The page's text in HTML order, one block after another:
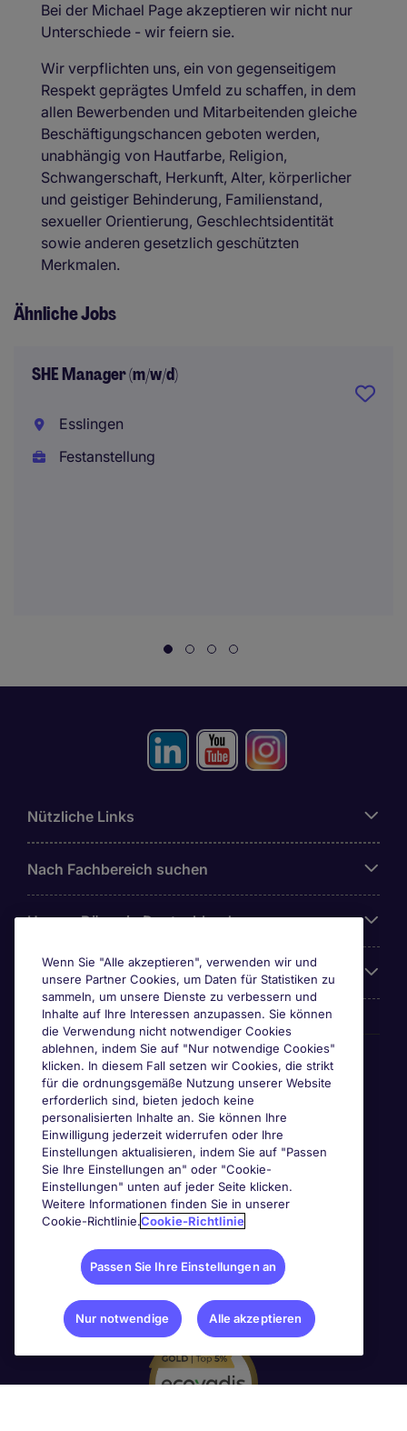
Bei der Michael Page akzeptieren wir nicht nur
Unterschiede - wir feiern sie.
Wir verpflichten uns, ein von gegenseitigem
Respekt geprägtes Umfeld zu schaffen, in dem
allen Bewerbenden und Mitarbeitenden gleiche
Beschäftigungschancen geboten werden,
unabhängig von Hautfarbe, Religion,
Schwangerschaft, Herkunft, Alter, körperlicher
und geistiger Behinderung, Familienstand,
sexueller Orientierung, Geschlechtsidentität
sowie anderen gesetzlich geschützten
Merkmalen.
Ähnliche Jobs
SHE Manager (m/w/d)
Esslingen
Festanstellung
Nützliche Links
Nach Fachbereich suchen
Unsere Büros in Deutschland
Über Michael Page
Awards & Zertifizierungen
Wenn Sie "Alle akzeptieren", verwenden wir und
unsere Partner Cookies, um Daten für Statistiken zu
sammeln, um unsere Dienste zu verbessern und
Inhalte auf Ihre Interessen anzupassen. Sie können
die Verwendung nicht notwendiger Cookies
ablehnen, indem Sie auf "Nur notwendige Cookies"
klicken. In diesem Fall setzen wir Cookies, die strikt
für die ordnungsgemäße Nutzung unserer Website
erforderlich sind, bieten jedoch keine
personalisierten Inhalte an. Sie können Ihre
Einwilligung jederzeit widerrufen oder Ihre
Einstellungen aktualisieren, indem Sie auf "Passen
Sie Ihre Einstellungen an" oder "Cookie-
Einstellungen" unten auf jeder Seite klicken.
Weitere Informationen finden Sie in unserer
Cookie-Richtlinie.Cookie-Richtlinie
Passen Sie Ihre Einstellungen an
Nur notwendige Alle akzeptieren